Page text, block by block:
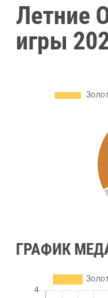
Летние
игры
ГРАФИК